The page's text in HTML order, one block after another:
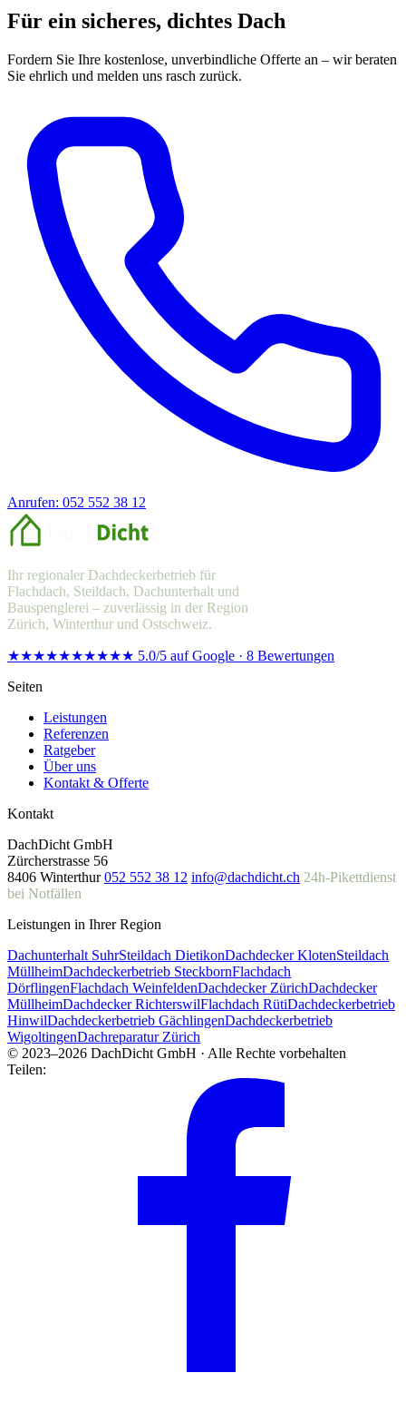
Für ein sicheres, dichtes Dach
Fordern Sie Ihre kostenlose, unverbindliche Offerte an – wir beraten
Sie ehrlich und melden uns rasch zurück.
Anrufen: 052 552 38 12
Ihr regionaler Dachdeckerbetrieb für
Flachdach, Steildach, Dachunterhalt und
Bauspenglerei – zuverlässig in der Region
Zürich, Winterthur und Ostschweiz.
★★★★★★★★★★ 5.0/5 auf Google · 8 Bewertungen
Seiten
Leistungen
Referenzen
Ratgeber
Über uns
Kontakt & Offerte
Kontakt
DachDicht GmbH
Zürcherstrasse 56
8406 Winterthur 052 552 38 12 info@dachdicht.ch 24h-Pikettdienst
bei Notfällen
Leistungen in Ihrer Region
Dachunterhalt SuhrSteildach DietikonDachdecker KlotenSteildach
MüllheimDachdeckerbetrieb SteckbornFlachdach
DörflingenFlachdach WeinfeldenDachdecker ZürichDachdecker
MüllheimDachdecker RichterswilFlachdach RütiDachdeckerbetrieb
HinwilDachdeckerbetrieb GächlingenDachdeckerbetrieb
WigoltingenDachreparatur Zürich
© 2023–2026 DachDicht GmbH · Alle Rechte vorbehalten
Teilen: